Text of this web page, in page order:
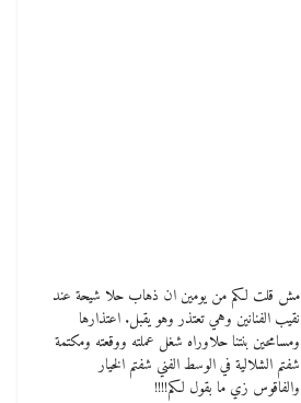
مش قلت لكم من يومين ان ذهاب حلا شيحة عند
نقيب الفنانين وهي تعتذر وهو يقبل. اعتذارها
ومسامحين بنتنا حلاوراه شغل عملته ووقعته ومكتمة
شفتم الشلالية في الوسط الفني شفتم الخيار
والفاقوس زي ما بقول لكم!!!!